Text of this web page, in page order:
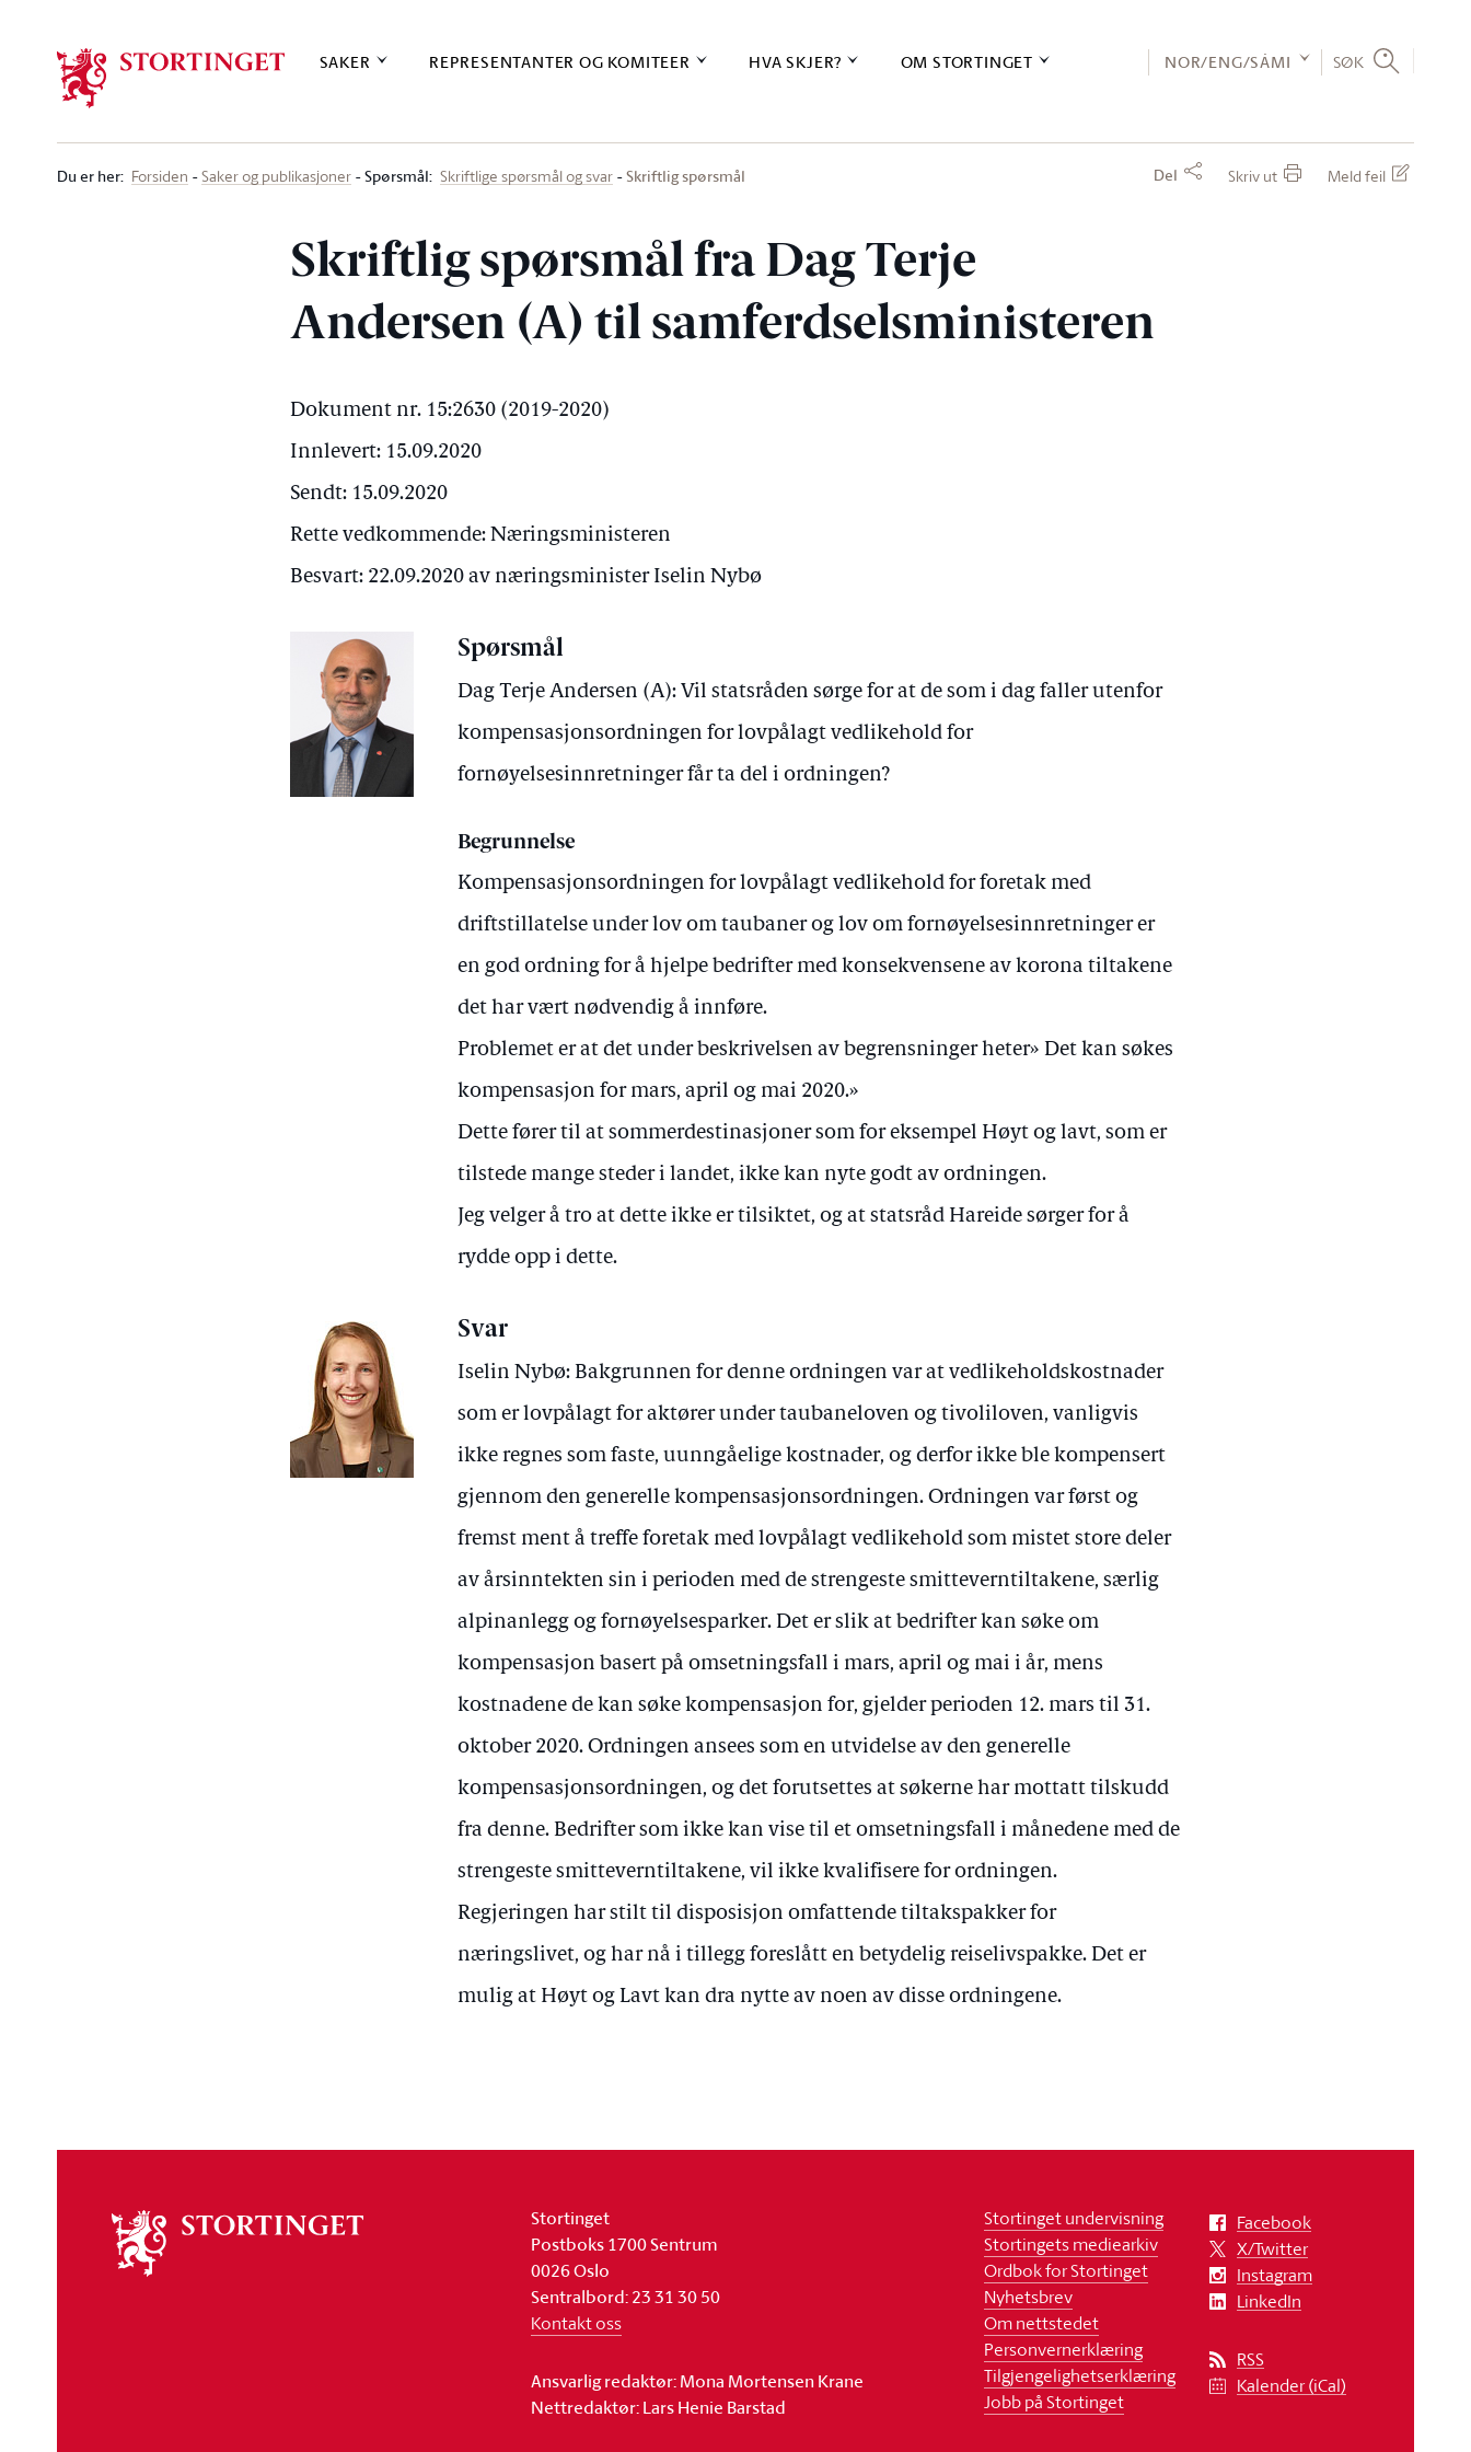
SAKER REPRESENTANTER OG KOMITEER HVA SKJER? OM STORTINGET NOR/ENG/SÁMI SØK
Du er her: Forsiden Saker og publikasjoner Spørsmål: Skriftlige spørsmål og svar Skriftlig spørsmål Del Skriv ut Meld feil
Skriftlig spørsmål fra Dag Terje
Andersen (A) til samferdselsministeren
Dokument nr. 15:2630 (2019-2020)
Innlevert: 15.09.2020
Sendt: 15.09.2020
Rette vedkommende: Næringsministeren
Besvart: 22.09.2020 av næringsminister Iselin Nybø
Spørsmål
Dag Terje Andersen (A): Vil statsråden sørge for at de som i dag faller utenfor
kompensasjonsordningen for lovpålagt vedlikehold for
fornøyelsesinnretninger får ta del i ordningen?
Begrunnelse
Kompensasjonsordningen for lovpålagt vedlikehold for foretak med
driftstillatelse under lov om taubaner og lov om fornøyelsesinnretninger er
en god ordning for å hjelpe bedrifter med konsekvensene av korona tiltakene
det har vært nødvendig å innføre.
Problemet er at det under beskrivelsen av begrensninger heter» Det kan søkes
kompensasjon for mars, april og mai 2020.»
Dette fører til at sommerdestinasjoner som for eksempel Høyt og lavt, som er
tilstede mange steder i landet, ikke kan nyte godt av ordningen.
Jeg velger å tro at dette ikke er tilsiktet, og at statsråd Hareide sørger for å
rydde opp i dette.
Svar
Iselin Nybø: Bakgrunnen for denne ordningen var at vedlikeholdskostnader
som er lovpålagt for aktører under taubaneloven og tivoliloven, vanligvis
ikke regnes som faste, uunngåelige kostnader, og derfor ikke ble kompensert
gjennom den generelle kompensasjonsordningen. Ordningen var først og
fremst ment å treffe foretak med lovpålagt vedlikehold som mistet store deler
av årsinntekten sin i perioden med de strengeste smitteverntiltakene, særlig
alpinanlegg og fornøyelsesparker. Det er slik at bedrifter kan søke om
kompensasjon basert på omsetningsfall i mars, april og mai i år, mens
kostnadene de kan søke kompensasjon for, gjelder perioden 12. mars til 31.
oktober 2020. Ordningen ansees som en utvidelse av den generelle
kompensasjonsordningen, og det forutsettes at søkerne har mottatt tilskudd
fra denne. Bedrifter som ikke kan vise til et omsetningsfall i månedene med de
strengeste smitteverntiltakene, vil ikke kvalifisere for ordningen.
Regjeringen har stilt til disposisjon omfattende tiltakspakker for
næringslivet, og har nå i tillegg foreslått en betydelig reiselivspakke. Det er
mulig at Høyt og Lavt kan dra nytte av noen av disse ordningene.
stortinget
Stortinget
Postboks 1700 Sentrum
0026 Oslo
Sentralbord: 23 31 30 50
Kontakt oss
Ansvarlig redaktør: Mona Mortensen Krane
Nettredaktør: Lars Henie Barstad
Stortinget undervisning
Stortingets mediearkiv
Ordbok for Stortinget
Nyhetsbrev
Om nettstedet
Personvernerklæring
Tilgjengelighetserklæring
Jobb på Stortinget
Facebook
X/Twitter
Instagram
LinkedIn
RSS
Kalender (iCal)